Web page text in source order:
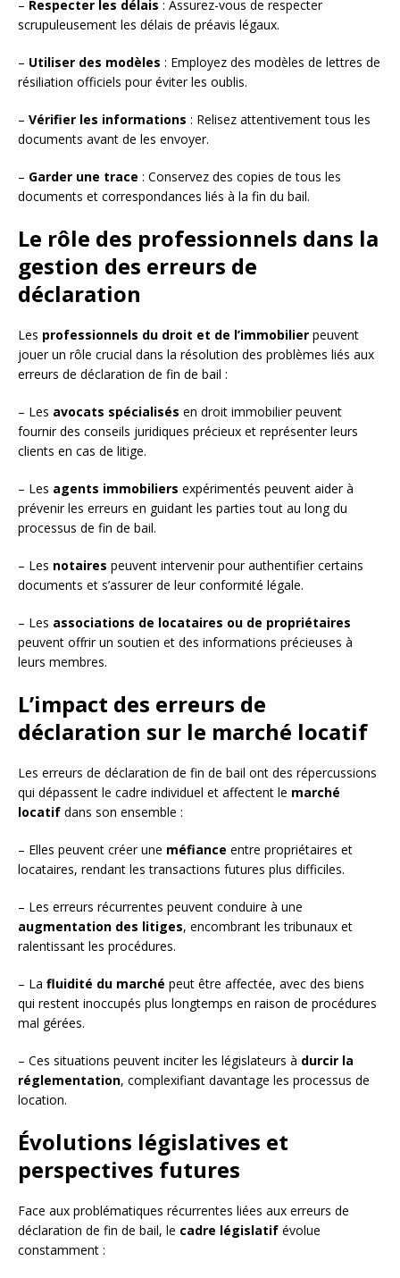
– Respecter les délais : Assurez-vous de respecter
scrupuleusement les délais de préavis légaux.
– Utiliser des modèles : Employez des modèles de lettres de
résiliation officiels pour éviter les oublis.
– Vérifier les informations : Relisez attentivement tous les
documents avant de les envoyer.
– Garder une trace : Conservez des copies de tous les
documents et correspondances liés à la fin du bail.
Le rôle des professionnels dans la
gestion des erreurs de
déclaration
Les professionnels du droit et de l’immobilier peuvent
jouer un rôle crucial dans la résolution des problèmes liés aux
erreurs de déclaration de fin de bail :
– Les avocats spécialisés en droit immobilier peuvent
fournir des conseils juridiques précieux et représenter leurs
clients en cas de litige.
– Les agents immobiliers expérimentés peuvent aider à
prévenir les erreurs en guidant les parties tout au long du
processus de fin de bail.
– Les notaires peuvent intervenir pour authentifier certains
documents et s’assurer de leur conformité légale.
– Les associations de locataires ou de propriétaires
peuvent offrir un soutien et des informations précieuses à
leurs membres.
L’impact des erreurs de
déclaration sur le marché locatif
Les erreurs de déclaration de fin de bail ont des répercussions
qui dépassent le cadre individuel et affectent le marché
locatif dans son ensemble :
– Elles peuvent créer une méfiance entre propriétaires et
locataires, rendant les transactions futures plus difficiles.
– Les erreurs récurrentes peuvent conduire à une
augmentation des litiges, encombrant les tribunaux et
ralentissant les procédures.
– La fluidité du marché peut être affectée, avec des biens
qui restent inoccupés plus longtemps en raison de procédures
mal gérées.
– Ces situations peuvent inciter les législateurs à durcir la
réglementation, complexifiant davantage les processus de
location.
Évolutions législatives et
perspectives futures
Face aux problématiques récurrentes liées aux erreurs de
déclaration de fin de bail, le cadre législatif évolue
constamment :